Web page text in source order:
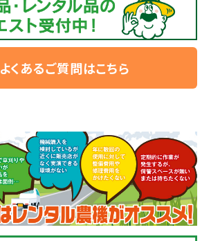
よくあるご質問はこちら